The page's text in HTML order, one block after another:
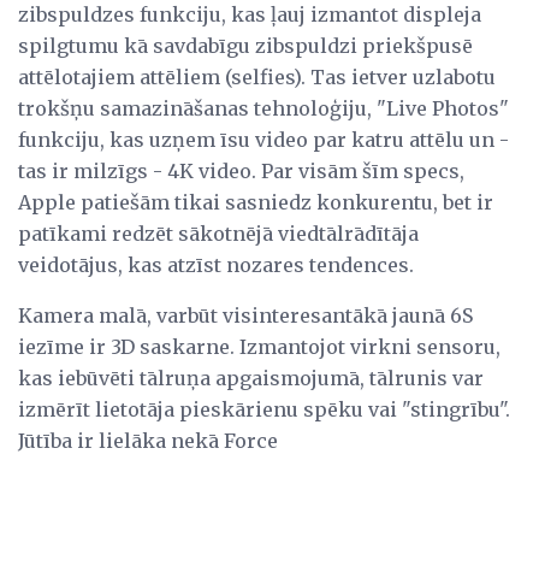
zibspuldzes funkciju, kas ļauj izmantot displeja
spilgtumu kā savdabīgu zibspuldzi priekšpusē
attēlotajiem attēliem (selfies). Tas ietver uzlabotu
trokšņu samazināšanas tehnoloģiju, "Live Photos"
funkciju, kas uzņem īsu video par katru attēlu un -
tas ir milzīgs - 4K video. Par visām šīm specs,
Apple patiešām tikai sasniedz konkurentu, bet ir
patīkami redzēt sākotnējā viedtālrādītāja
veidotājus, kas atzīst nozares tendences.
Kamera malā, varbūt visinteresantākā jaunā 6S
iezīme ir 3D saskarne. Izmantojot virkni sensoru,
kas iebūvēti tālruņa apgaismojumā, tālrunis var
izmērīt lietotāja pieskārienu spēku vai "stingrību".
Jūtība ir lielāka nekā Force